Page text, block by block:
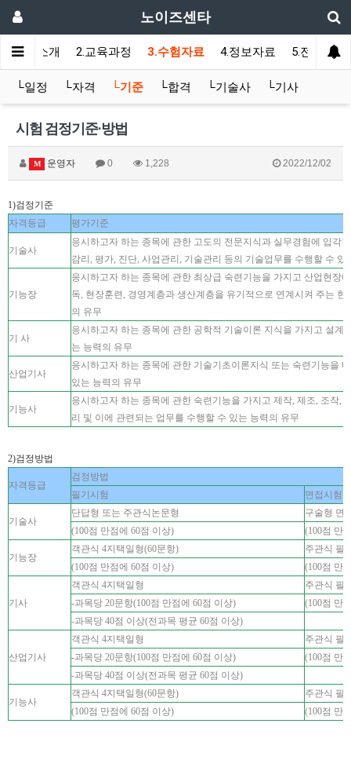
노이즈센타
1.센타소개 2.교육과정 3.수험자료 4.정보자료 5.전용게시
└일정 └자격 └기준 └합격 └기술사 └기사
시험 검정기준·방법
M 운영자 0 1,228 2022/12/02
1)검정기준
자격등급
평가기준
기술사
응시하고자 하는 종목에 관한 고도의 전문지식과 실무경험에 입각
감리, 평가, 진단, 사업관리, 기술관리 등의 기술업무를 수행할 수 있
기능장
응시하고자 하는 종목에 관한 최상급 숙련기능을 가지고 산업현장
독, 현장훈련, 경영계층과 생산계층을 유기적으로 연계시켜 주는
의 유무
기 사
응시하고자 하는 종목에 관한 공학적 기술이론 지식을 가지고 설계
는 능력의 유무
산업기사
응시하고자 하는 종목에 관한 기술기초이론지식 또는 숙련기능을
있는 능력의 유무
기능사
응시하고자 하는 종목에 관한 숙련기능을 가지고 제작, 제조, 조작,
리 및 이에 관련되는 업무를 수행할 수 있는 능력의 유무
2)검정방법
자격등급
검정방법
필기시험
면접시험
기술사
단답형 또는 주관식논문형
구술형 면
(100점 만점에 60점 이상)
(100점 만
기능장
객관식 4지택일형(60문항)
주관식 필
(100점 만점에 60점 이상)
(100점 만
기사
객관식 4지택일형
주관식 필
-과목당 20문항(100점 만점에 60점 이상)
(100점 만
-과목당 40점 이상(전과목 평균 60점 이상)
산업기사
객관식 4지택일형
주관식 필
-과목당 20문항(100점 만점에 60점 이상)
(100점 만
-과목당 40점 이상(전과목 평균 60점 이상)
기능사
객관식 4지택일형(60문항)
주관식 필
(100점 만점에 60점 이상)
(100점 만